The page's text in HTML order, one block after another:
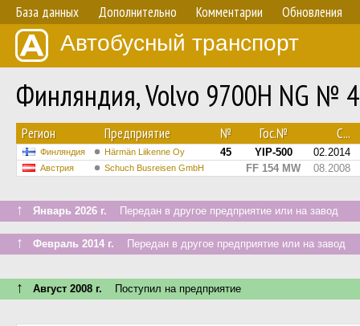
База данных Дополнительно Комментарии Обновления
Автобусный транспорт
Финляндия, Volvo 9700H NG №
Регион Предприятие № Гос.№ С...
Финляндия Härmän Liikenne Oy 45 YIP-500 02.2014
Австрия Schuch Busreisen GmbH FF 154 MW 08.2008
↑ Январь 2026 г. Передан в другое предприятие или на завод
↑ Февраль 2014 г. Передан в другое предприятие или на завод
↑ Август 2008 г. Поступил на предприятие